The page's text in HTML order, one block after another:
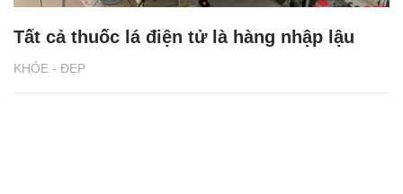
KHỎE - ĐẸP
Tất cả thuốc lá điện tử là hàng nhập lậu